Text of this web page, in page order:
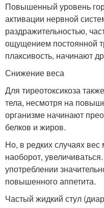
Повышенный уровень
активации нервной
раздражительностью,
ощущением постоянной
плаксивость, начинают
Снижение веса
Для тиреотоксикоза
тела, несмотря на
организме начинают
белков и жиров.
Но, в редких случаях
наоборот,
употреблении
повышенного аппетита.
Частый жидкий стул